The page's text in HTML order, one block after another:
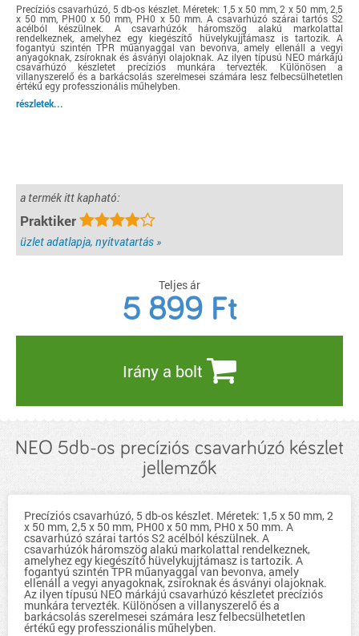
Precíziós csavarhúzó, 5 db-os készlet. Méretek: 1,5 x 50 mm, 2 x 50 mm, 2,5
x 50 mm, PH00 x 50 mm, PH0 x 50 mm. A csavarhúzó szárai tartós S2
acélból készülnek. A csavarhúzók háromszög alakú markolattal
rendelkeznek, amelyhez egy kiegészítő hüvelykujjtámasz is tartozik. A
fogantyú szintén TPR műanyaggal van bevonva, amely ellenáll a vegyi
anyagoknak, zsíroknak és ásványi olajoknak. Az ilyen típusú NEO márkájú
csavarhúzó készletet precíziós munkára tervezték. Különösen a
villanyszerelő és a barkácsolás szerelmesei számára lesz felbecsülhetetlen
értékű egy professzionális műhelyben.
részletek...
a termék itt kapható:
Praktiker
üzlet adatlapja, nyitvatartás »
Teljes ár
5 899 Ft
Irány a bolt
NEO 5db-os precíziós csavarhúzó készlet
jellemzők
Precíziós csavarhúzó, 5 db-os készlet. Méretek: 1,5 x 50 mm, 2
x 50 mm, 2,5 x 50 mm, PH00 x 50 mm, PH0 x 50 mm. A
csavarhúzó szárai tartós S2 acélból készülnek. A
csavarhúzók háromszög alakú markolattal rendelkeznek,
amelyhez egy kiegészítő hüvelykujjtámasz is tartozik. A
fogantyú szintén TPR műanyaggal van bevonva, amely
ellenáll a vegyi anyagoknak, zsíroknak és ásványi olajoknak.
Az ilyen típusú NEO márkájú csavarhúzó készletet precíziós
munkára tervezték. Különösen a villanyszerelő és a
barkácsolás szerelmesei számára lesz felbecsülhetetlen
értékű egy professzionális műhelyben.